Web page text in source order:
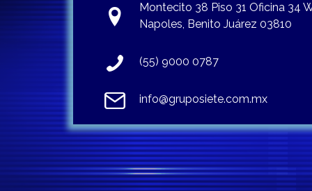
Montecito 38 Piso 31 Oficina 34
Napoles, Benito Juárez 03810
(55) 9000 0787
info@gruposiete.com.mx